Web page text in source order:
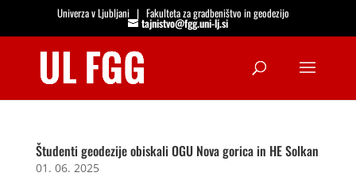
Univerza v Ljubljani |Fakulteta za gradbeništvo in geodezijo
tajnistvo@fgg.uni-lj.si
Študenti geodezije obiskali OGU Nova gorica in HE Solkan
01. 06. 2025